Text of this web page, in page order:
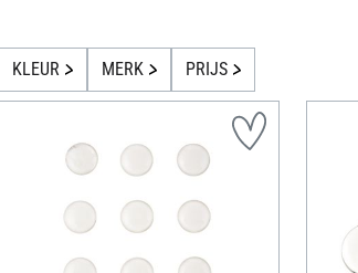
KLEUR MERK PRIJS